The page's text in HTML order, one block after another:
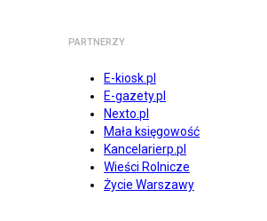
PARTNERZY
E-kiosk.pl
E-gazety.pl
Nexto.pl
Mała księgowość
Kancelarierp.pl
Wieści Rolnicze
Życie Warszawy